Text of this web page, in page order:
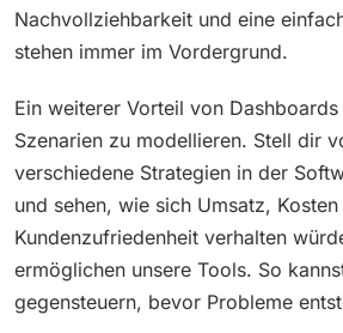
Nachvollziehbarkeit und eine
stehen immer im Vordergrund.
Ein weiterer Vorteil von
Szenarien zu modellieren. Stell dir
verschiedene Strategien in der
und sehen, wie sich Umsatz, Kosten
Kundenzufriedenheit verhalten
ermöglichen unsere Tools. So
gegensteuern, bevor Probleme